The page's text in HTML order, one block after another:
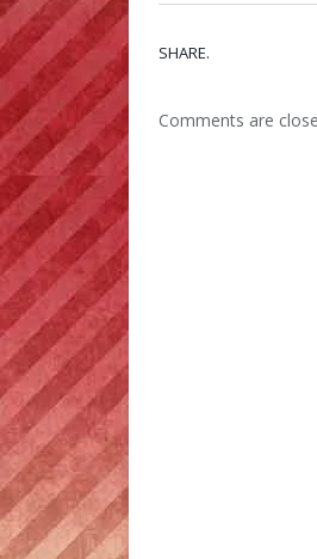
SHARE.
Comments are